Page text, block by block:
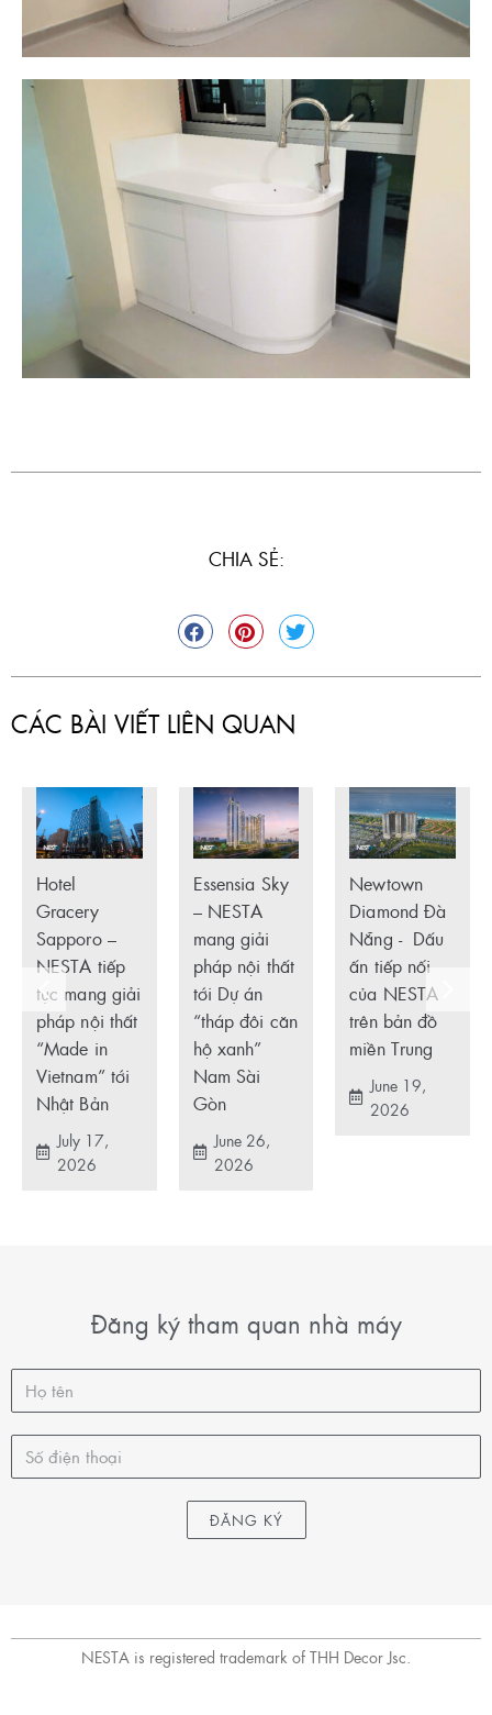
CHIA SẺ:
CÁC BÀI VIẾT LIÊN QUAN
Hotel
Gracery
Sapporo –
NESTA tiếp
tục mang giải
pháp nội thất
“Made in
Vietnam” tới
Nhật Bản
July 17,
2026
Essensia Sky
– NESTA
mang giải
pháp nội thất
tới Dự án
“tháp đôi căn
hộ xanh”
Nam Sài
Gòn
June 26,
2026
Newtown
Diamond Đà
Nẵng - Dấu
ấn tiếp nối
của NESTA
trên bản đồ
miền Trung
June 19,
2026
Đăng ký tham quan nhà máy
ĐĂNG KÝ
NESTA is registered trademark of THH Decor Jsc.